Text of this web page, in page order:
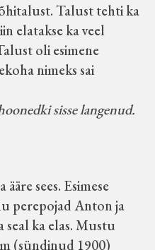
Talust tehti ka
elatakse ka veel
oli esimene
nimeks sai
sisse langenud.
sees. Esimese
perepojad Anton ja
ka elas. Mustu
(sündinud 1900)